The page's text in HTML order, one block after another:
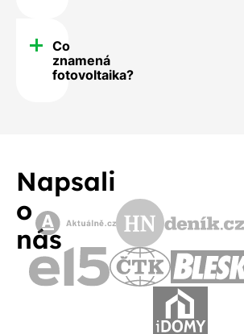
Co
znamená
fotovoltaika?
Napsali
o
nás